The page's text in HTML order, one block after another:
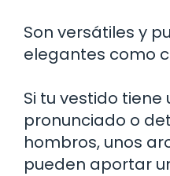
Son versátiles y
elegantes como
Si tu vestido tiene
pronunciado o
hombros, unos
pueden aportar